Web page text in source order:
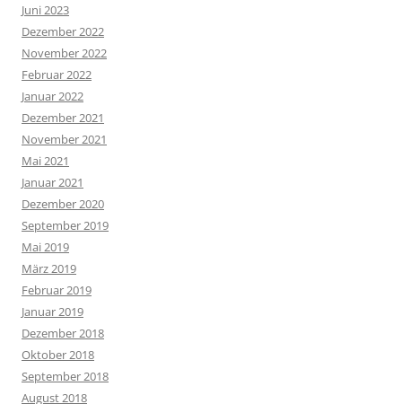
Juni 2023
Dezember 2022
November 2022
Februar 2022
Januar 2022
Dezember 2021
November 2021
Mai 2021
Januar 2021
Dezember 2020
September 2019
Mai 2019
März 2019
Februar 2019
Januar 2019
Dezember 2018
Oktober 2018
September 2018
August 2018